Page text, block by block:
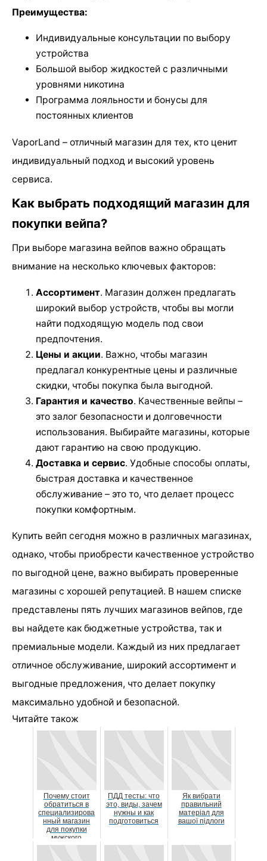
Преимущества:
Индивидуальные консультации по выбору
устройства
Большой выбор жидкостей с различными
уровнями никотина
Программа лояльности и бонусы для
постоянных клиентов
VaporLand – отличный магазин для тех, кто ценит
индивидуальный подход и высокий уровень
сервиса.
Как выбрать подходящий магазин для
покупки вейпа?
При выборе магазина вейпов важно обращать
внимание на несколько ключевых факторов:
Ассортимент. Магазин должен предлагать
широкий выбор устройств, чтобы вы могли
найти подходящую модель под свои
предпочтения.
Цены и акции. Важно, чтобы магазин
предлагал конкурентные цены и различные
скидки, чтобы покупка была выгодной.
Гарантия и качество. Качественные вейпы –
это залог безопасности и долговечности
использования. Выбирайте магазины, которые
дают гарантию на свою продукцию.
Доставка и сервис. Удобные способы оплаты,
быстрая доставка и качественное
обслуживание – это то, что делает процесс
покупки комфортным.
Купить вейп сегодня можно в различных магазинах,
однако, чтобы приобрести качественное устройство
по выгодной цене, важно выбирать проверенные
магазины с хорошей репутацией. В нашем списке
представлены пять лучших магазинов вейпов, где
вы найдете как бюджетные устройства, так и
премиальные модели. Каждый из них предлагает
отличное обслуживание, широкий ассортимент и
выгодные предложения, что делает покупку
максимально удобной и безопасной.
Читайте також
Почему стоит
обратиться в
специализирова
нный магазин
для покупки
мужского
лыжного костюма
ПДД тесты: что
это, виды, зачем
нужны и как
подготовиться
Як вибрати
правильний
матеріал для
вашої підлоги